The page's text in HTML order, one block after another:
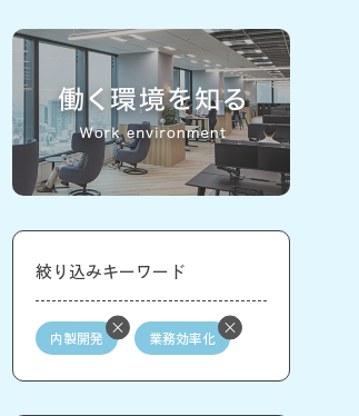
絞り込みキーワード
内製開発 業務効率化